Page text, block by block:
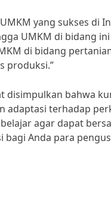
yang sukses di
UMKM di bidang
di bidang
produksi.”
disimpulkan bahwa
adaptasi terhadap
agar dapat
Anda para